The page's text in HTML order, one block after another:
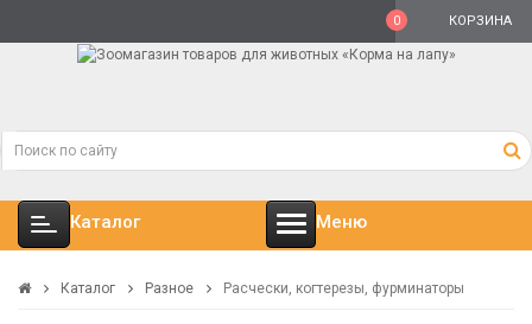
КОРЗИНА
0
Каталог Меню
Каталог Разное Расчески, когтерезы, фурминаторы